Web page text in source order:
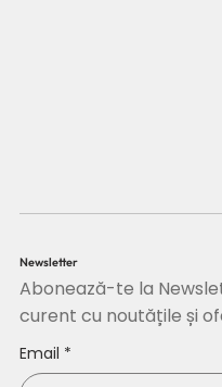
Newsletter
Abonează-te la
curent cu noutățile și
Email *